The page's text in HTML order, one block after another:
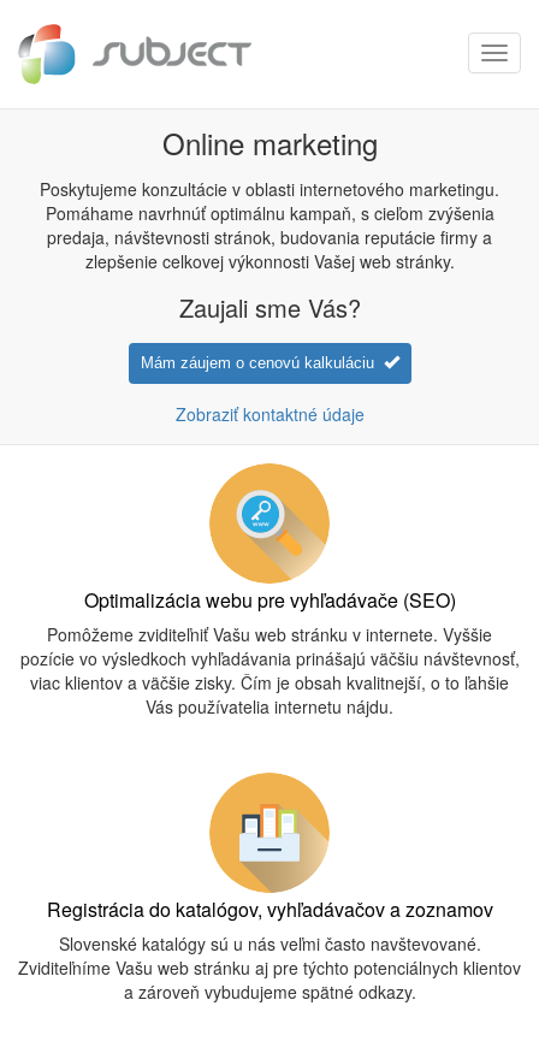
Online marketing
Poskytujeme konzultácie v oblasti internetového marketingu.
Pomáhame navrhnúť optimálnu kampaň, s cieľom zvýšenia
predaja, návštevnosti stránok, budovania reputácie firmy a
zlepšenie celkovej výkonnosti Vašej web stránky.
Zaujali sme Vás?
Mám záujem o cenovú kalkuláciu
Zobraziť kontaktné údaje
Optimalizácia webu pre vyhľadávače (SEO)
Pomôžeme zviditeľniť Vašu web stránku v internete. Vyššie
pozície vo výsledkoch vyhľadávania prinášajú väčšiu návštevnosť,
viac klientov a väčšie zisky. Čím je obsah kvalitnejší, o to ľahšie
Vás používatelia internetu nájdu.
Registrácia do katalógov, vyhľadávačov a zoznamov
Slovenské katalógy sú u nás veľmi často navštevované.
Zviditeľníme Vašu web stránku aj pre týchto potenciálnych klientov
a zároveň vybudujeme spätné odkazy.